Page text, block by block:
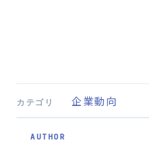
カテゴリ 企業動向